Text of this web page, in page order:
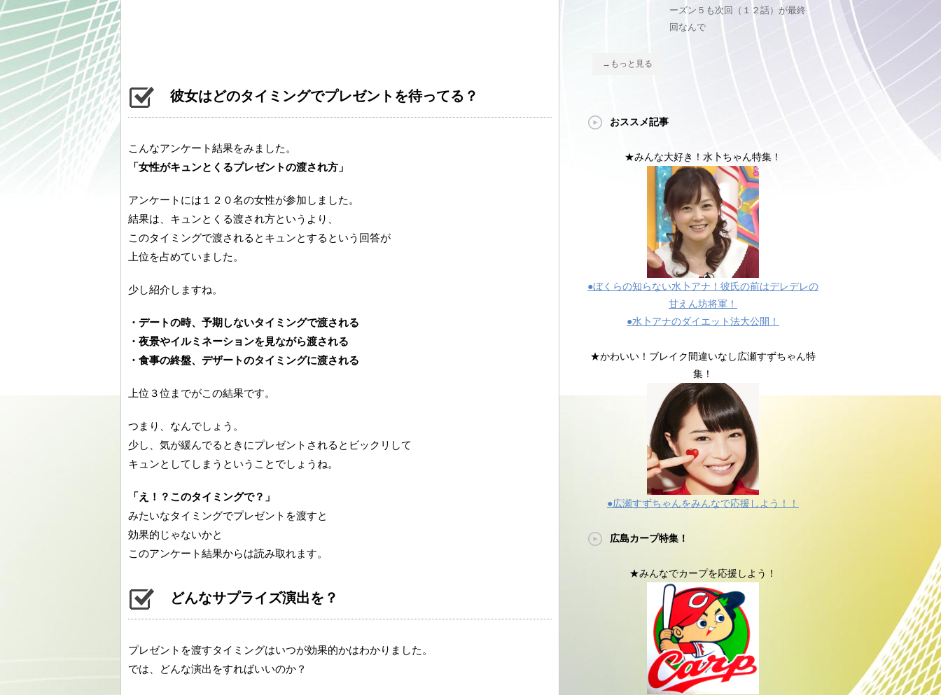
彼女はどのタイミングでプレゼントを待ってる？
こんなアンケート結果をみました。
「女性がキュンとくるプレゼントの渡され方」
アンケートには１２０名の女性が参加しました。
結果は、キュンとくる渡され方というより、
このタイミングで渡されるとキュンとするという回答が
上位を占めていました。
少し紹介しますね。
・デートの時、予期しないタイミングで渡される
・夜景やイルミネーションを見ながら渡される
・食事の終盤、デザートのタイミングに渡される
上位３位までがこの結果です。
つまり、なんでしょう。
少し、気が緩んでるときにプレゼントされるとビックリして
キュンとしてしまうということでしょうね。
「え！？このタイミングで？」
みたいなタイミングでプレゼントを渡すと
効果的じゃないかと
このアンケート結果からは読み取れます。
どんなサプライズ演出を？
プレゼントを渡すタイミングはいつが効果的かはわかりました。
では、どんな演出をすればいいのか？
ーズン５も次回（１２話）が最終
回なんで
→もっと見る
おススメ記事
★みんな大好き！水卜ちゃん特集！
●ぼくらの知らない水卜アナ！彼氏の前はデレデレの
甘えん坊将軍！
●水卜アナのダイエット法大公開！
★かわいい！ブレイク間違いなし広瀬すずちゃん特
集！
●広瀬すずちゃんをみんなで応援しよう！！
広島カープ特集！
★みんなでカープを応援しよう！